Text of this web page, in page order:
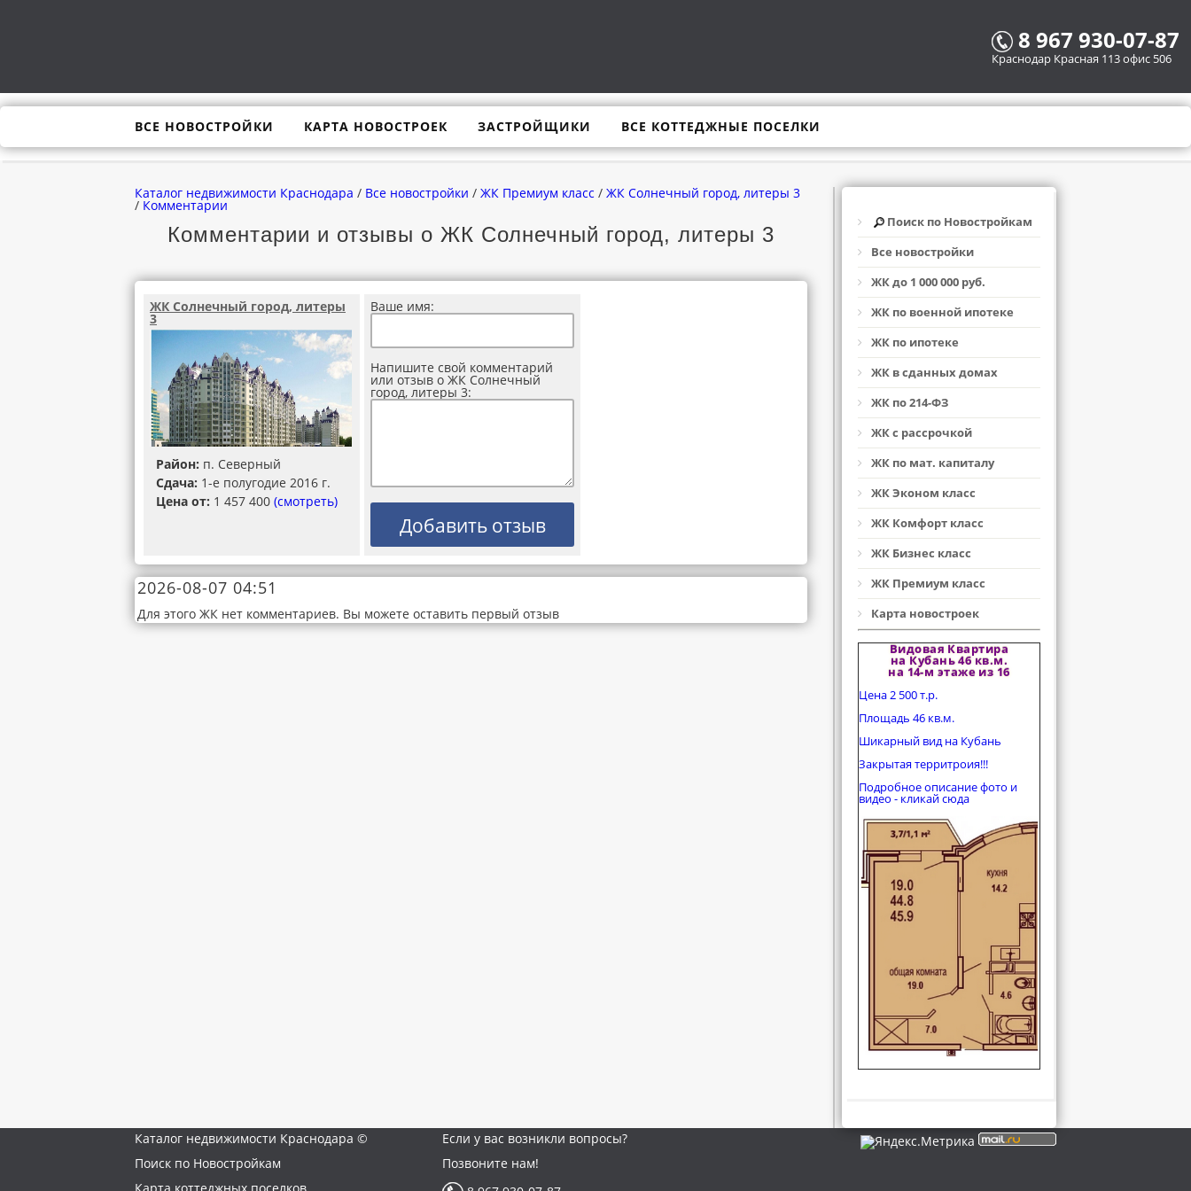
8 967 930-07-87
Краснодар Красная 113 офис 506
ВСЕ НОВОСТРОЙКИ КАРТА НОВОСТРОЕК ЗАСТРОЙЩИКИ ВСЕ КОТТЕДЖНЫЕ ПОСЕЛКИ
Каталог недвижимости Краснодара / Все новостройки / ЖК Премиум класс / ЖК Солнечный город, литеры 3
/ Комментарии
Комментарии и отзывы о ЖК Солнечный город, литеры 3
ЖК Солнечный город, литеры
3
Район: п. Северный
Сдача: 1-е полугодие 2016 г.
Цена от: 1 457 400 (смотреть)
Ваше имя:
Напишите свой комментарий
или отзыв о ЖК Солнечный
город, литеры 3:
2026-08-07 04:51
Для этого ЖК нет комментариев. Вы можете оставить первый отзыв
Поиск по Новостройкам
Все новостройки
ЖК до 1 000 000 руб.
ЖК по военной ипотеке
ЖК по ипотеке
ЖК в сданных домах
ЖК по 214-ФЗ
ЖК с рассрочкой
ЖК по мат. капиталу
ЖК Эконом класс
ЖК Комфорт класс
ЖК Бизнес класс
ЖК Премиум класс
Карта новостроек
Видовая Квартира
на Кубань 46 кв.м.
на 14-м этаже из 16
Цена 2 500 т.р.
Площадь 46 кв.м.
Шикарный вид на Кубань
Закрытая территроия!!!
Подробное описание фото и
видео - кликай сюда
Каталог недвижимости Краснодара ©
Поиск по Новостройкам
Если у вас возникли вопросы?
Позвоните нам!